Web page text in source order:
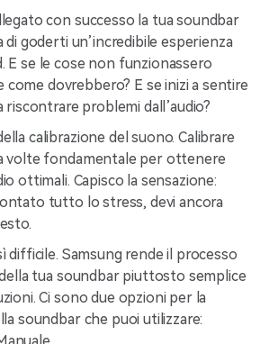
con successo la tua soundbar
di goderti un’incredibile esperienza
E se le cose non funzionassero
dovrebbero? E se inizi a sentire
riscontrare problemi dall’audio?
calibrazione del suono. Calibrare
volte fondamentale per ottenere
ottimali. Capisco la sensazione:
tutto lo stress, devi ancora
difficile. Samsung rende il processo
tua soundbar piuttosto semplice
Ci sono due opzioni per la
soundbar che puoi utilizzare: